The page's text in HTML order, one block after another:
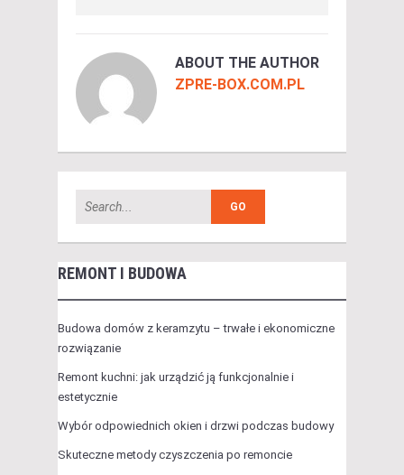
ABOUT THE AUTHOR
ZPRE-BOX.COM.PL
REMONT I BUDOWA
Budowa domów z keramzytu – trwałe i ekonomiczne
rozwiązanie
Remont kuchni: jak urządzić ją funkcjonalnie i
estetycznie
Wybór odpowiednich okien i drzwi podczas budowy
Skuteczne metody czyszczenia po remoncie